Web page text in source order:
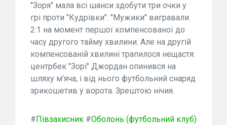
"Зоря" мала всі шанси здобути три очки у
грі проти "Кудрівки". "Мужики" вигравали
2:1 на момент першої компенсованої до
часу другого тайму хвилини. Але на другій
компенсованій хвилині трапилося нещастя:
центрбек "Зорі" Джордан опинився на
шляху м'яча, і від нього футбольний снаряд
зрикошетив у ворота. Зрештою нічия.
#Півзахисник #Оболонь (футбольний клуб)